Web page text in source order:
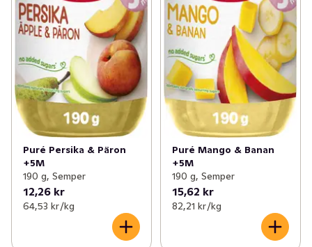
✓ Barntillbehör (57)
✓ Nappar & Nappflaskor (9)
✓ Leksaker baby & barn (1)
✓ Barnmat 8 mån (27)
✓ Barnmat 12 mån + (21)
✓ Barnmat 4 mån (10)
Puré Persika & Päron
+5M
190 g, Semper
12,26 kr
64,53 kr /kg
Puré Mango & Banan
+5M
190 g, Semper
15,62 kr
82,21 kr /kg